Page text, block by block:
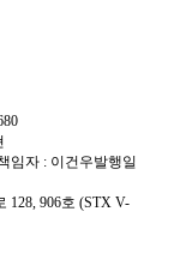
: 이건우ㅤㅤㅤㅤㅤ발행일
128, 906호 (STX V-